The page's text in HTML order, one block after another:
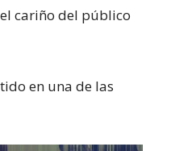
cariño del público
en una de las